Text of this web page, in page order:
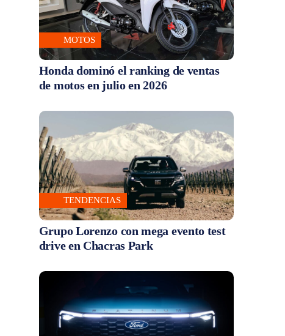
MOTOS
Honda dominó el ranking de ventas
de motos en julio en 2026
TENDENCIAS
Grupo Lorenzo con mega evento test
drive en Chacras Park